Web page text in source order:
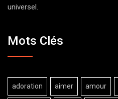
universel.
Mots Clés
adoration aimer amour